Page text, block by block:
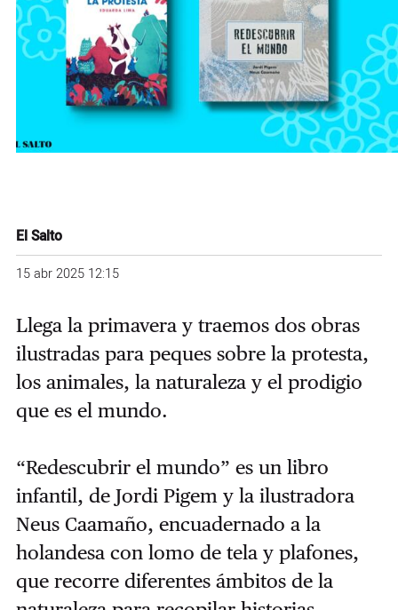
El Salto
15 abr 2025 12:15
Llega la primavera y traemos dos obras
ilustradas para peques sobre la protesta,
los animales, la naturaleza y el prodigio
que es el mundo.
“Redescubrir el mundo” es un libro
infantil, de Jordi Pigem y la ilustradora
Neus Caamaño, encuadernado a la
holandesa con lomo de tela y plafones,
que recorre diferentes ámbitos de la